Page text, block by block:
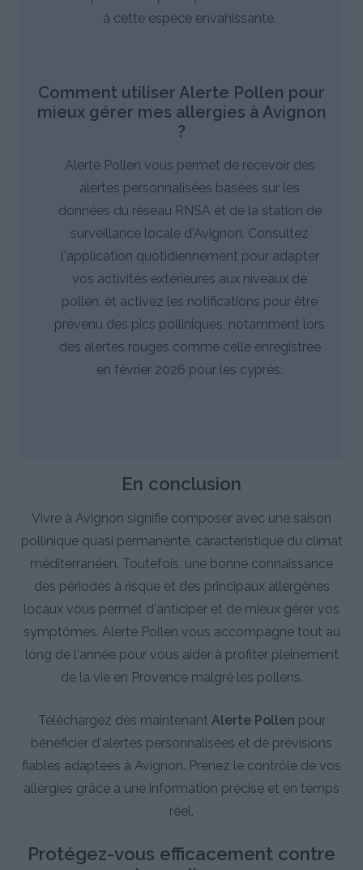
à cette espèce envahissante.
Comment utiliser Alerte Pollen pour
mieux gérer mes allergies à Avignon
?
Alerte Pollen vous permet de recevoir des
alertes personnalisées basées sur les
données du réseau RNSA et de la station de
surveillance locale d'Avignon. Consultez
l'application quotidiennement pour adapter
vos activités extérieures aux niveaux de
pollen, et activez les notifications pour être
prévenu des pics polliniques, notamment lors
des alertes rouges comme celle enregistrée
en février 2026 pour les cyprès.
En conclusion
Vivre à Avignon signifie composer avec une saison
pollinique quasi permanente, caractéristique du climat
méditerranéen. Toutefois, une bonne connaissance
des périodes à risque et des principaux allergènes
locaux vous permet d'anticiper et de mieux gérer vos
symptômes. Alerte Pollen vous accompagne tout au
long de l'année pour vous aider à profiter pleinement
de la vie en Provence malgré les pollens.
Téléchargez dès maintenant Alerte Pollen pour
bénéficier d'alertes personnalisées et de prévisions
fiables adaptées à Avignon. Prenez le contrôle de vos
allergies grâce à une information précise et en temps
réel.
Protégez-vous efficacement contre